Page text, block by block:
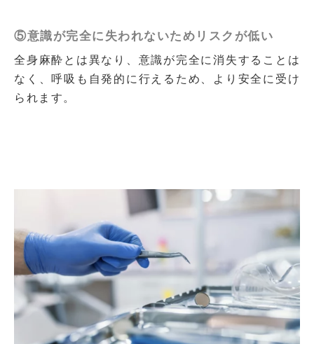
⑤意識が完全に失われないためリスクが低い
全身麻酔とは異なり、意識が完全に消失することは
なく、呼吸も自発的に行えるため、より安全に受け
られます。